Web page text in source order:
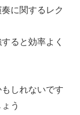
に関するレク
ると効率よく
しれないです
う